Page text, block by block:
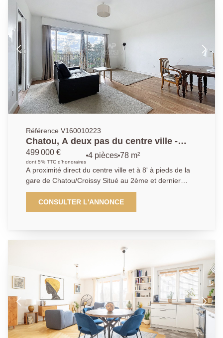
L'immeuble dispose d'un gardien pour plus de
sécurité.
Référence V160010223
Chatou, A deux pas du centre ville -
Appartement 3 chambres
499 000 €
dont 5% TTC d'honoraires
4 pièces 78 m²
A proximité direct du centre ville et à 8' à pieds de la
gare de Chatou/Croissy Situé au 2ème et dernier
étage, cet appartement de 4 pièces se compose d'un
séjour ouvrant sur un large balcon avec une vue
dégagée sur la Seine, une cuisine indépendante, 3
CONSULTER L'ANNONCE